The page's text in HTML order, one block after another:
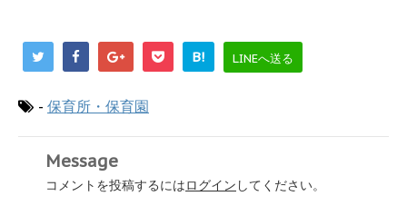
B! LINEへ送る
- 保育所・保育園
Message
コメントを投稿するにはログイン してください。